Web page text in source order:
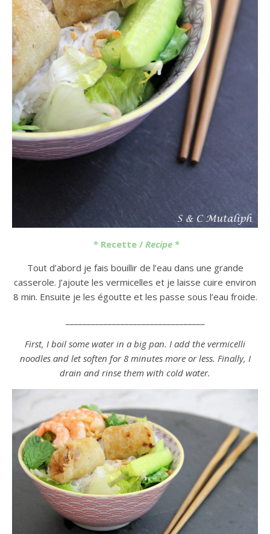
* Recette / Recipe*
Tout d’abord je fais bouillir de l’eau dans une grande
casserole. J’ajoute les vermicelles et je laisse cuire environ
8 min. Ensuite je les égoutte et les passe sous l’eau froide.
First, I boil some water in a big pan. I add the vermicelli
noodles and let soften for 8 minutes more or less. Finally, I
drain and rinse them with cold water.